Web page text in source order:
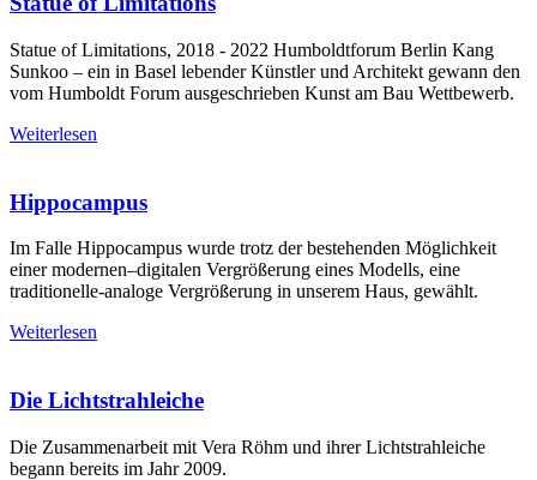
Statue of Limitations, 2018 - 2022 Humboldtforum Berlin Kang
Sunkoo – ein in Basel lebender Künstler und Architekt gewann den
vom Humboldt Forum ausgeschrieben Kunst am Bau Wettbewerb.
Weiterlesen
Hippocampus
Im Falle Hippocampus wurde trotz der bestehenden Möglichkeit
einer modernen–digitalen Vergrößerung eines Modells, eine
traditionelle-analoge Vergrößerung in unserem Haus, gewählt.
Weiterlesen
Die Lichtstrahleiche
Die Zusammenarbeit mit Vera Röhm und ihrer Lichtstrahleiche
begann bereits im Jahr 2009.